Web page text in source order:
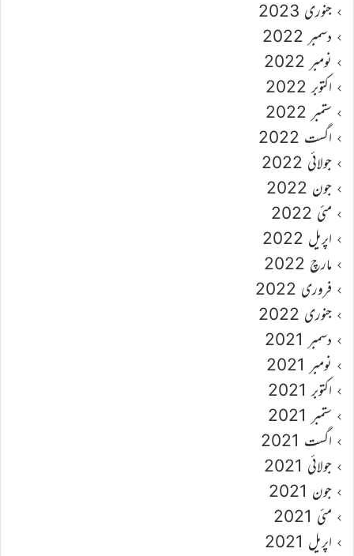
جنوری 2023
دسمبر 2022
نومبر 2022
اکتوبر 2022
ستمبر 2022
اگست 2022
جولائی 2022
جون 2022
مئی 2022
اپریل 2022
مارچ 2022
فروری 2022
جنوری 2022
دسمبر 2021
نومبر 2021
اکتوبر 2021
ستمبر 2021
اگست 2021
جولائی 2021
جون 2021
مئی 2021
اپریل 2021